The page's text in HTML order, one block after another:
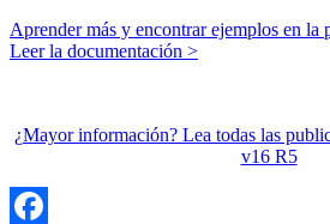
Aprender más y encontrar ejemplos en
Leer la documentación >
¿Mayor información? Lea todas las
v16 R5